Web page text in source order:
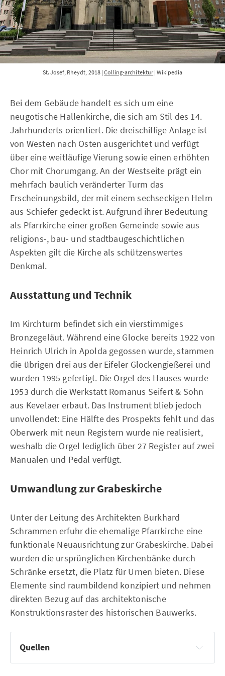
St. Josef, Rheydt, 2018 | Colling-architektur | Wikipedia
Bei dem Gebäude handelt es sich um eine
neugotische Hallenkirche, die sich am Stil des 14.
Jahrhunderts orientiert. Die dreischiffige Anlage ist
von Westen nach Osten ausgerichtet und verfügt
über eine weitläufige Vierung sowie einen erhöhten
Chor mit Chorumgang. An der Westseite prägt ein
mehrfach baulich veränderter Turm das
Erscheinungsbild, der mit einem sechseckigen Helm
aus Schiefer gedeckt ist. Aufgrund ihrer Bedeutung
als Pfarrkirche einer großen Gemeinde sowie aus
religions-, bau- und stadtbaugeschichtlichen
Aspekten gilt die Kirche als schützenswertes
Denkmal.
Ausstattung und Technik
Im Kirchturm befindet sich ein vierstimmiges
Bronzegeläut. Während eine Glocke bereits 1922 von
Heinrich Ulrich in Apolda gegossen wurde, stammen
die übrigen drei aus der Eifeler Glockengießerei und
wurden 1995 gefertigt. Die Orgel des Hauses wurde
1953 durch die Werkstatt Romanus Seifert & Sohn
aus Kevelaer erbaut. Das Instrument blieb jedoch
unvollendet: Eine Hälfte des Prospekts fehlt und das
Oberwerk mit neun Registern wurde nie realisiert,
weshalb die Orgel lediglich über 27 Register auf zwei
Manualen und Pedal verfügt.
Umwandlung zur Grabeskirche
Unter der Leitung des Architekten Burkhard
Schrammen erfuhr die ehemalige Pfarrkirche eine
funktionale Neuausrichtung zur Grabeskirche. Dabei
wurden die ursprünglichen Kirchenbänke durch
Schränke ersetzt, die Platz für Urnen bieten. Diese
Elemente sind raumbildend konzipiert und nehmen
direkten Bezug auf das architektonische
Konstruktionsraster des historischen Bauwerks.
Quellen
Wikipedia